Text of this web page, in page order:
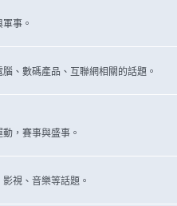
事。
、數碼產品、互聯網相關的話題。
，賽事與盛事。
視、音樂等話題。